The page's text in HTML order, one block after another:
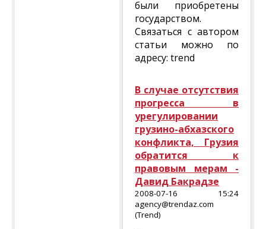
были приобретены
государством.
Связаться с автором
статьи можно по
адресу: trend
В случае отсутствия
прогресса в
урегулировании
грузино-абхазского
конфликта, Грузия
обратится к
правовым мерам -
Давид Бакрадзе
2008-07-16 15:24
agency@trendaz.com
(Trend)